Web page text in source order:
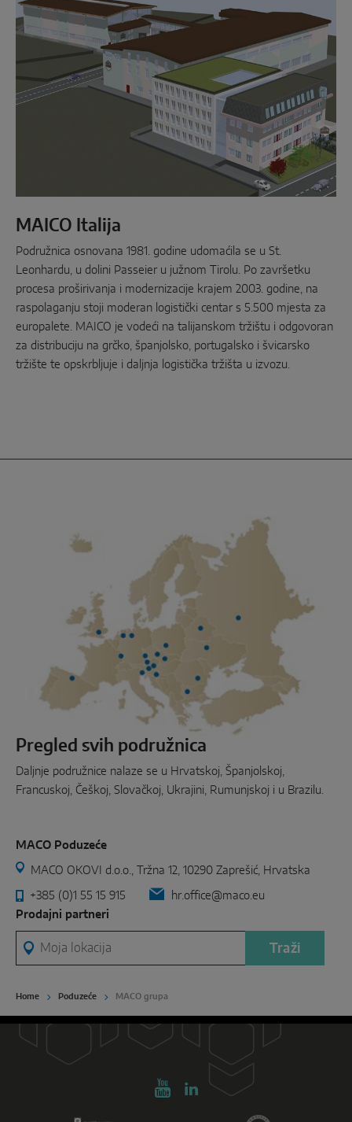
MAICO Italija
Podružnica osnovana 1981. godine udomaćila se u St.
Leonhardu, u dolini Passeier u južnom Tirolu. Po završetku
procesa proširivanja i modernizacije krajem 2003. godine, na
raspolaganju stoji moderan logistički centar s 5.500 mjesta za
europalete. MAICO je vodeći na talijanskom tržištu i odgovoran
za distribuciju na grčko, španjolsko, portugalsko i švicarsko
tržište te opskrbljuje i daljnja logistička tržišta u izvozu.
Pregled svih podružnica
Daljnje podružnice nalaze se u Hrvatskoj, Španjolskoj,
Francuskoj, Češkoj, Slovačkoj, Ukrajini, Rumunjskoj i u Brazilu.
MACO Poduzeće
MACO OKOVI d.o.o., Tržna 12, 10290 Zaprešić, Hrvatska
+385 (0)1 55 15 915
hr.office@maco.eu
Prodajni partneri
Moja lokacija
Traži
Home Poduzeće MACO grupa